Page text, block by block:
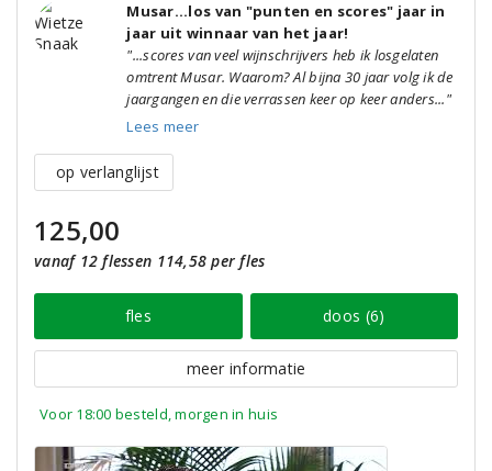
Musar...los van "punten en scores" jaar in
jaar uit winnaar van het jaar!
"...scores van veel wijnschrijvers heb ik losgelaten
omtrent Musar. Waarom? Al bijna 30 jaar volg ik de
jaargangen en die verrassen keer op keer anders..."
Lees meer
op verlanglijst
125,00
vanaf 12 flessen 114,58 per fles
fles doos (6)
meer informatie
Voor 18:00 besteld, morgen in huis